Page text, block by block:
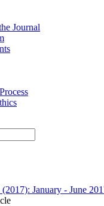
Journal
January - June